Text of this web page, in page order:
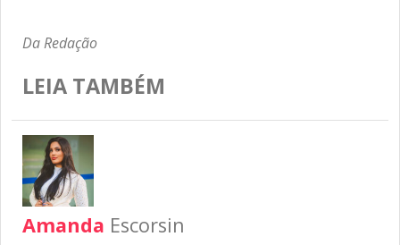
Da Redação
LEIA TAMBÉM
Amanda Escorsin